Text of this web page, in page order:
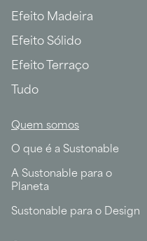
Efeito Madeira
Efeito Sólido
Efeito Terraço
Tudo
Quem somos
O que é a Sustonable
A Sustonable para o
Planeta
Sustonable para o Design